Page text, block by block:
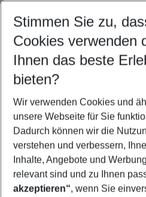
Ändern Sie Ihre Kriterien nach
Abflughafen wählen
Beliebiger Abflughafen
Reisezeitraum wählen
10.08.26– 08.08.27 5-8
2 Erwachsene Keine
Mehr Filter
Stimmen Sie zu,
Cookies verwenden
Ihnen das beste
bieten?
Wir verwenden Cookies und
unsere Webseite für Sie
Dadurch können wir die
verstehen und verbessern,
Inhalte, Angebote und
relevant sind und zu Ihnen
akzeptieren“, wenn Sie